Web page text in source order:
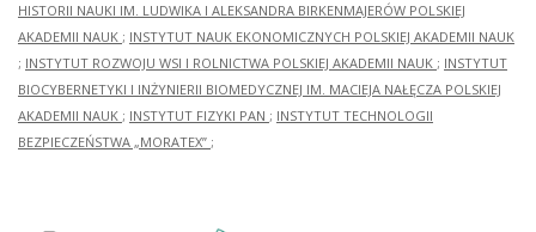
HISTORII NAUKI IM. LUDWIKA I ALEKSANDRA BIRKENMAJERÓW POLSKIEJ
AKADEMII NAUK ; INSTYTUT NAUK EKONOMICZNYCH POLSKIEJ AKADEMII NAUK
; INSTYTUT ROZWOJU WSI I ROLNICTWA POLSKIEJ AKADEMII NAUK ; INSTYTUT
BIOCYBERNETYKI I INŻYNIERII BIOMEDYCZNEJ IM. MACIEJA NAŁĘCZA POLSKIEJ
AKADEMII NAUK ; INSTYTUT FIZYKI PAN ; INSTYTUT TECHNOLOGII
BEZPIECZEŃSTWA „MORATEX” ;